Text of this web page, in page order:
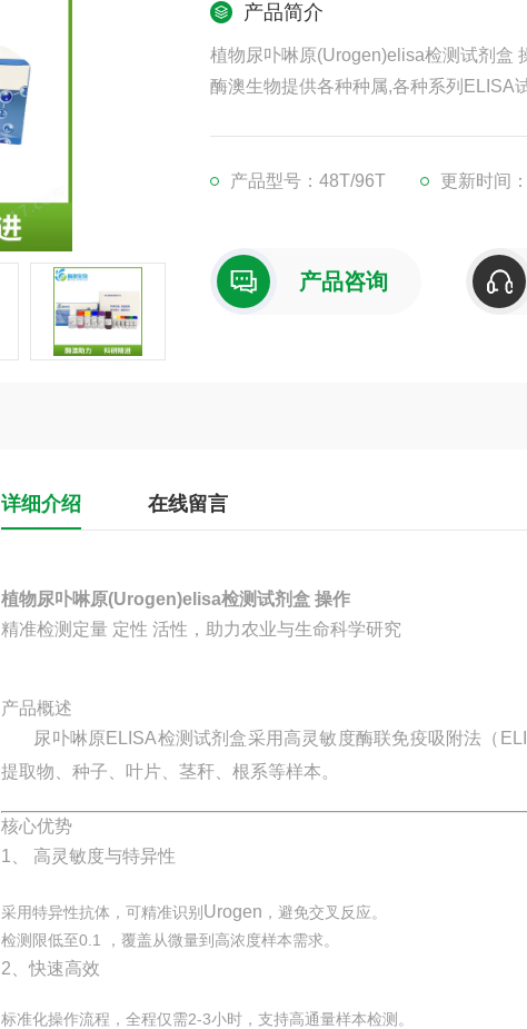
产品简介
植物尿卟啉原(Urogen)elisa检测试剂盒
酶澳生物提供各种种属,各种系列ELISA
产品型号：48T/96T
更新时间
产品咨询
详细介绍 在线留言
植物尿卟啉原(Urogen)elisa检测试剂盒 操作
精准检测定量 定性 活性，助力农业与生命科学研究
产品概述
尿卟啉原ELISA检测试剂盒采用高灵敏度酶联免疫吸附法（
提取物、种子、叶片、茎秆、根系等样本。
核心优势
1、 高灵敏度与特异性
采用特异性抗体，可精准识别 Urogen ，避免交叉反应。
检测限低至0.1 ，覆盖从微量到高浓度样本需求。
2、快速高效
标准化操作流程，全程仅需2-3小时，支持高通量样本检测。